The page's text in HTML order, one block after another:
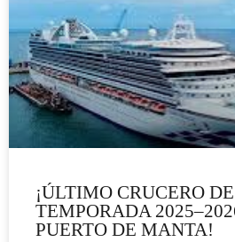
¡ÚLTIMO CRUCERO
TEMPORADA
PUERTO DE MANTA!